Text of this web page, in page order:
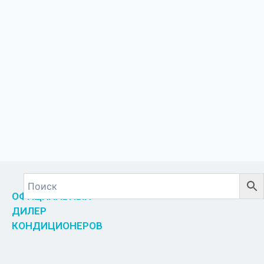
ОФИЦИАЛЬНЫЙ
ДИЛЕР
КОНДИЦИОНЕРОВ